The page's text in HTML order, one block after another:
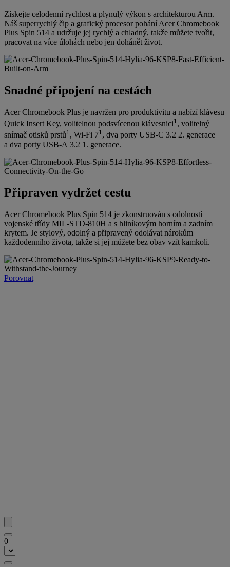
Získejte celodenní rychlost a plynulý výkon s architekturou Arm.
Náš superrychlý čip a grafický procesor pohání Acer Chromebook
Plus Spin 514 a udržuje jej rychlý a chladný, takže můžete tvořit,
pracovat na více úlohách nebo jen dohánět život.
Snadné připojení na cestách
Acer Chromebook Plus je navržen pro produktivitu a nabízí klávesu
Quick Insert Key, volitelnou podsvícenou klávesnici1 , volitelný
snímač otisků prstů1, Wi-Fi 71, dva porty USB-C 3.2 2. generace
a dva porty USB-A 3.2 1. generace.
Připraven vydržet cestu
Acer Chromebook Plus Spin 514 je zkonstruován s odolností
vojenské třídy MIL-STD-810H a s hliníkovým horním a zadním
krytem. Je stylový, odolný a připravený odolávat nárokům
každodenního života, takže si jej můžete bez obav vzít kamkoli.
Porovnat
0